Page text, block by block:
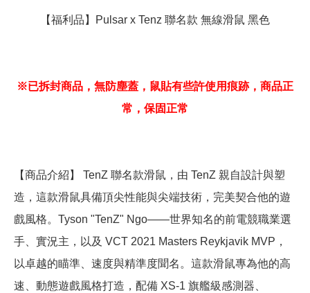
【福利品】Pulsar x Tenz 聯名款 無線滑鼠 黑色
※已拆封商品，無防塵蓋，鼠貼有些許使用痕跡，商品正
常，保固正常
【商品介紹】 TenZ 聯名款滑鼠，由 TenZ 親自設計與塑
造，這款滑鼠具備頂尖性能與尖端技術，完美契合他的遊
戲風格。Tyson "TenZ" Ngo——世界知名的前電競職業選
手、實況主，以及 VCT 2021 Masters Reykjavik MVP，
以卓越的瞄準、速度與精準度聞名。這款滑鼠專為他的高
速、動態遊戲風格打造，配備 XS-1 旗艦級感測器、